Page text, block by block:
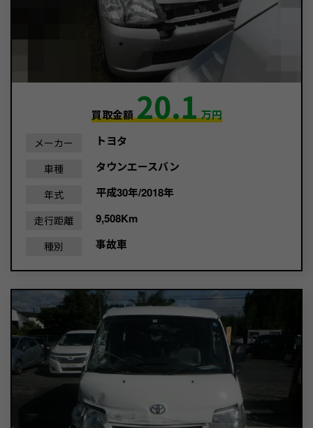
買取金額20.1万円
メーカー トヨタ
車種 タウンエースバン
年式 平成30年/2018年
走行距離 9,508Km
種別 事故車